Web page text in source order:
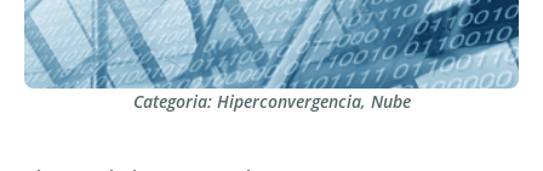
Categoria: Hiperconvergencia, Nube